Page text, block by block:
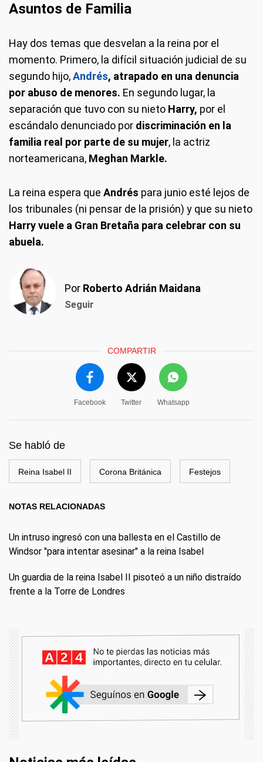
Asuntos de Familia
Hay dos temas que desvelan a la reina por el
momento. Primero, la difícil situación judicial de su
segundo hijo,Andrés, atrapado en una denuncia
por abuso de menores. En segundo lugar, la
separación que tuvo con su nieto Harry, por el
escándalo denunciado por discriminación en la
familia real por parte de su mujer, la actriz
norteamericana, Meghan Markle.
La reina espera que Andrés para junio esté lejos de
los tribunales (ni pensar de la prisión) y que su nieto
Harry vuele a Gran Bretaña para celebrar con su
abuela.
Por Roberto Adrián Maidana
Seguir
COMPARTIR
Facebook Twitter Whatsapp
Se habló de
Reina Isabel II Corona Británica Festejos
NOTAS RELACIONADAS
Un intruso ingresó con una ballesta en el Castillo de
Windsor "para intentar asesinar" a la reina Isabel
Un guardia de la reina Isabel II pisoteó a un niño distraído
frente a la Torre de Londres